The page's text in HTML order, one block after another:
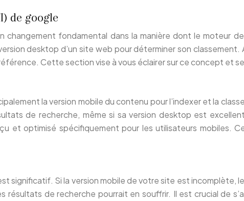
de google
changement fondamental dans la manière dont le moteur
desktop d’un site web pour déterminer son
Cette section vise à vous éclairer sur ce concept et
la version mobile du contenu pour l’indexer et la
de recherche, même si sa version desktop est
et optimisé spécifiquement pour les utilisateurs mobiles.
significatif. Si la version mobile de votre site est incomplète,
résultats de recherche pourrait en souffrir. Il est crucial de